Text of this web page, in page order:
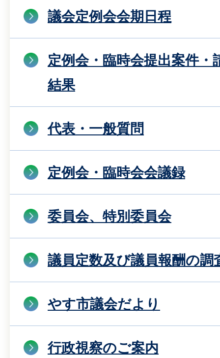
議会定例会会期日程
定例会・臨時会提出案件・
結果
代表・一般質問
定例会・臨時会会議録
委員会、特別委員会
議員定数及び議員報酬の調
やす市議会だより
行政視察のご案内